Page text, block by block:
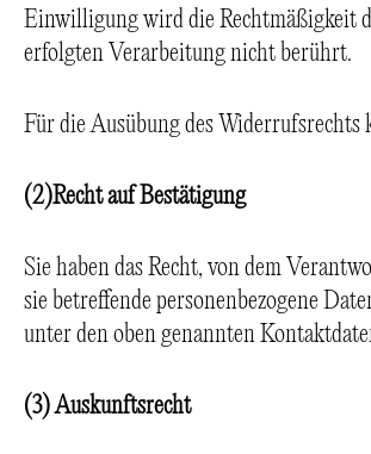
Einwilligung wird die Rechtmäßigkeit
erfolgten Verarbeitung nicht berührt.
Für die Ausübung des Widerrufsrechts
(2)Recht auf Bestätigung
Sie haben das Recht, von dem
sie betreffende personenbezogene
unter den oben genannten
(3) Auskunftsrecht